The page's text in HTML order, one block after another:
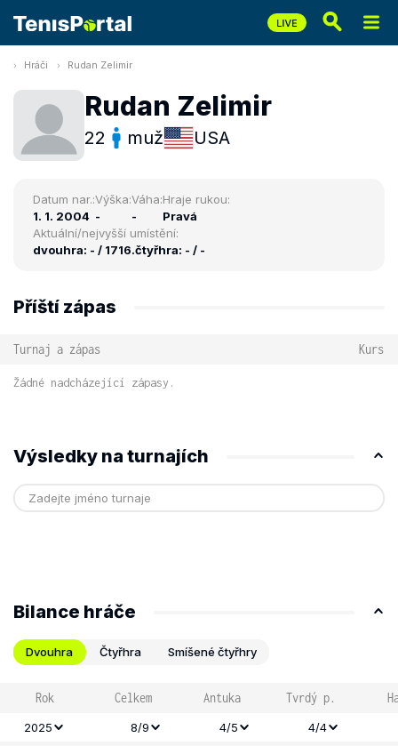
Hráči Rudan Zelimir
Rudan Zelimir
22 muž USA
Datum nar.:
1. 1. 2004
Výška:
-
Váha:
-
Hraje rukou:
Pravá
Aktuální/nejvyšší umístění:
dvouhra: - / 1716.čtyřhra: - / -
Příští zápas
Turnaj a zápas Kurs
Žádné nadcházející zápasy.
Výsledky na turnajích
Bilance hráče
Dvouhra Čtyřhra Smíšené čtyřhry
Rok Celkem Antuka Tvrdý p.
2025 8/9 4/5
4/4